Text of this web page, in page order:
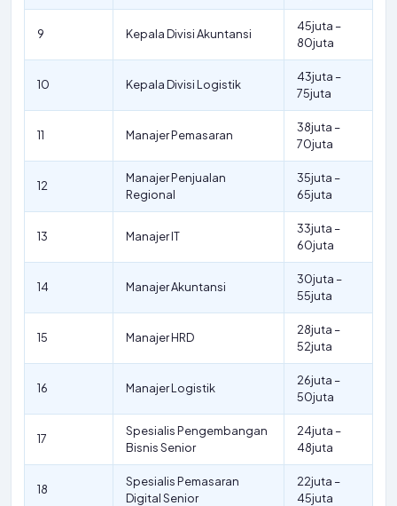
9 Kepala Divisi Akuntansi
45juta –
80juta
10 Kepala Divisi Logistik
43juta –
75juta
11 Manajer Pemasaran
38juta –
70juta
12
Manajer Penjualan
Regional
35juta –
65juta
13 Manajer IT
33juta –
60juta
14 Manajer Akuntansi
30juta –
55juta
15 Manajer HRD
28juta –
52juta
16 Manajer Logistik
26juta –
50juta
17
Spesialis Pengembangan
Bisnis Senior
24juta –
48juta
18
Spesialis Pemasaran
Digital Senior
22juta –
45juta